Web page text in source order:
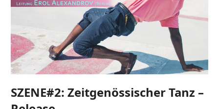
SZENE#2: Zeitgenössischer Tanz –